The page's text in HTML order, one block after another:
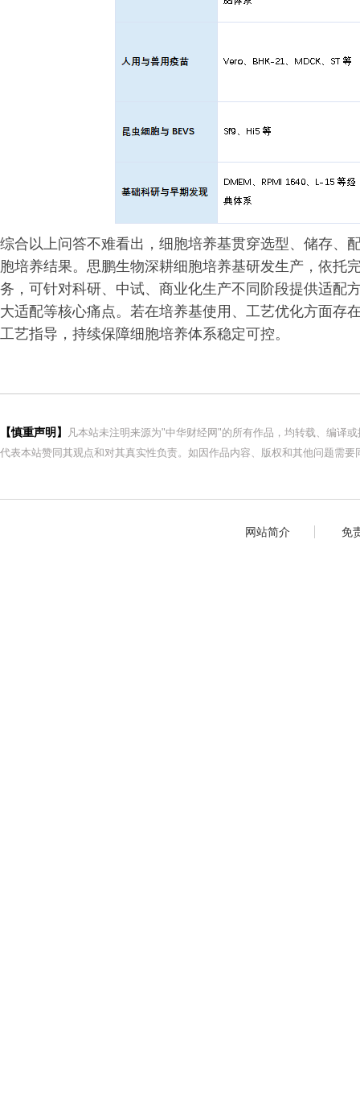
综合以上问答不难看出，细胞培养基贯穿选型、储存、
胞培养结果。思鹏生物深耕细胞培养基研发生产，依托
务，可针对科研、中试、商业化生产不同阶段提供适配
大适配等核心痛点。若在培养基使用、工艺优化方面存
工艺指导，持续保障细胞培养体系稳定可控。
【慎重声明】
凡本站未注明来源为"中华财经网"的所有作品，均转载、编译
代表本站赞同其观点和对其真实性负责。如因作品内容、版权和其他问题需
网站简介 免